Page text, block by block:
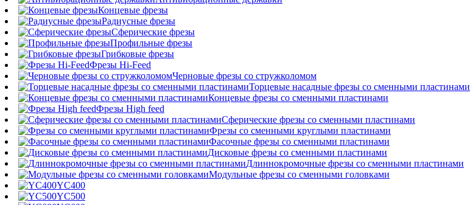
Концевые фрезы
Радиусные фрезы
Сферические фрезы
Профильные фрезы
Грибковые фрезы
Фрезы Hi-Feed
Черновые фрезы со стружколомом
Торцевые насадные фрезы со сменными пластинами
Концевые фрезы со сменными пластинами
Фрезы High feed
Сферические фрезы со сменными пластинами
Фрезы со сменными круглыми пластинами
Фасочные фрезы со сменными пластинами
Дисковые фрезы со сменными пластинами
Длиннокромочные фрезы со сменными пластинами
Модульные фрезы со сменными головками
YC400
YC500